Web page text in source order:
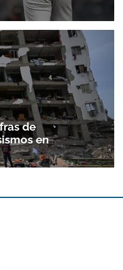
a nuestro boletín.
de
en